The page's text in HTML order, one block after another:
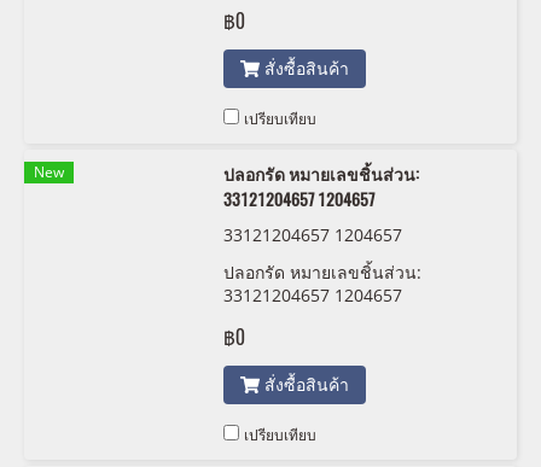
฿0
สั่งซื้อสินค้า
เปรียบเทียบ
New
ปลอกรัด หมายเลขชิ้นส่วน:
33121204657 1204657
33121204657 1204657
ปลอกรัด หมายเลขชิ้นส่วน:
33121204657 1204657
฿0
สั่งซื้อสินค้า
เปรียบเทียบ